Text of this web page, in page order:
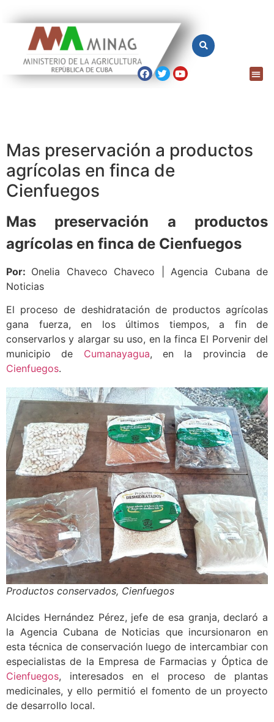
Mas preservación a productos
agrícolas en finca de
Cienfuegos
Mas preservación a productos
agrícolas en finca de Cienfuegos
Por: Onelia Chaveco Chaveco | Agencia Cubana de
Noticias
El proceso de deshidratación de productos agrícolas
gana fuerza, en los últimos tiempos, a fin de
conservarlos y alargar su uso, en la finca El Porvenir del
municipio de Cumanayagua, en la provincia de
Cienfuegos.
Productos conservados, Cienfuegos
Alcides Hernández Pérez, jefe de esa granja, declaró a
la Agencia Cubana de Noticias que incursionaron en
esta técnica de conservación luego de intercambiar con
especialistas de la Empresa de Farmacias y Óptica de
Cienfuegos, interesados en el proceso de plantas
medicinales, y ello permitió el fomento de un proyecto
de desarrollo local.